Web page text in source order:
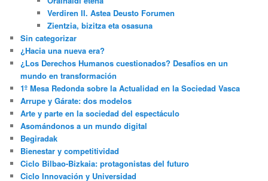
Verdiren II. Astea Deusto Forumen
Zientzia, bizitza eta osasuna
Sin categorizar
¿Hacia una nueva era?
¿Los Derechos Humanos cuestionados? Desafíos en un
mundo en transformación
1º Mesa Redonda sobre la Actualidad en la Sociedad Vasca
Arrupe y Gárate: dos modelos
Arte y parte en la sociedad del espectáculo
Asomándonos a un mundo digital
Begiradak
Bienestar y competitividad
Ciclo Bilbao-Bizkaia: protagonistas del futuro
Ciclo Innovación y Universidad